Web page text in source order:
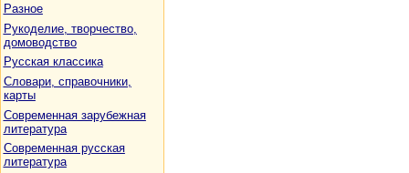
Разное
Рукоделие, творчество,
домоводство
Русская классика
Словари, справочники,
карты
Современная зарубежная
литература
Современная русская
литература